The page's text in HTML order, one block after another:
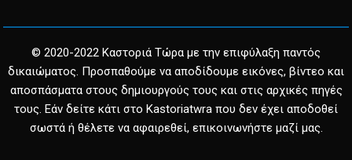
© 2020-2022 Καστοριά Τώρα με την επιφύλαξη παντός
δικαιώματος. Προσπαθούμε να αποδίδουμε εικόνες, βίντεο και
αποσπάσματα στους δημιουργούς τους και στις αρχικές πηγές
τους. Εάν δείτε κάτι στο Kastoriatwra που δεν έχει αποδοθεί
σωστά ή θέλετε να αφαιρεθεί, επικοινωνήστε μαζί μας.